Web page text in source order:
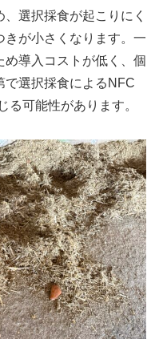
選択採食が起こりにく
きが小さくなります。一
導入コストが低く、個
で選択採食によるNFC
る可能性があります。